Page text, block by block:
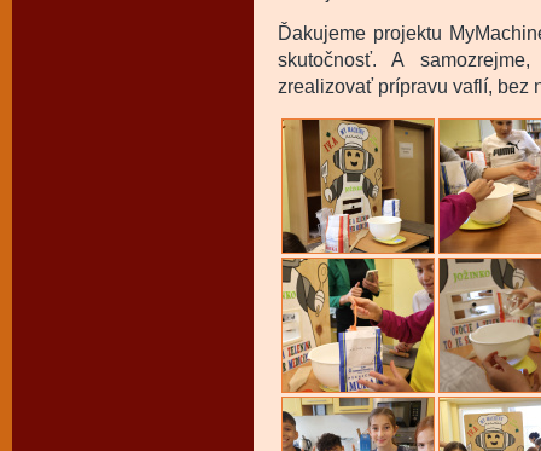
Ďakujeme projektu
skutočnosť. A
zrealizovať prípravu vaflí, bez